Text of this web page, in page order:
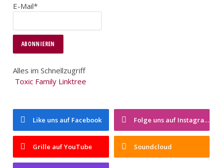
E-Mail*
Alles im Schnellzugriff
Toxic Family Linktree
Like uns auf Facebook Folge uns auf Instagram
Grille auf YouTube Soundcloud